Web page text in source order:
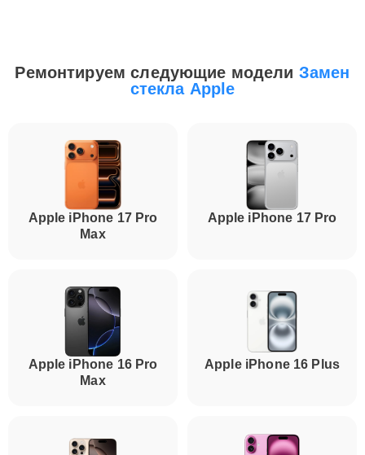
Ремонтируем следующие модели Замен
стекла Apple
Apple iPhone 17 Pro
Max
Apple iPhone 17 Pro
Apple iPhone 16 Pro
Max
Apple iPhone 16 Plus